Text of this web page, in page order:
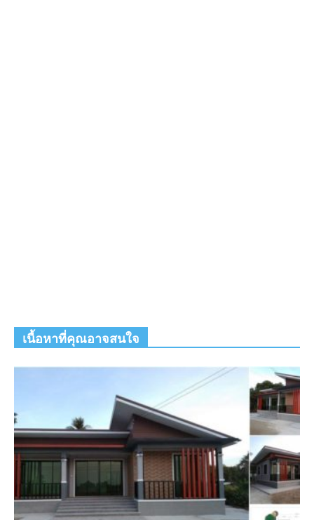
เนื้อหาที่คุณอาจสนใจ